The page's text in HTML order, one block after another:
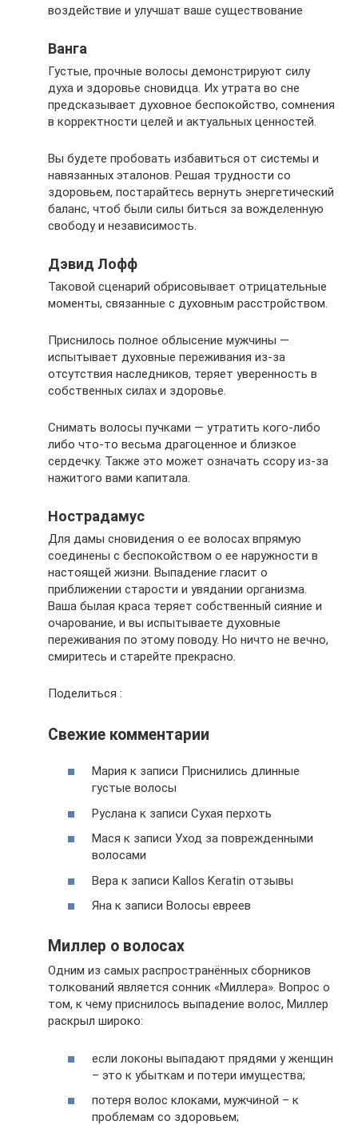
воздействие и улучшат ваше существование
Ванга
Густые, прочные волосы демонстрируют силу
духа и здоровье сновидца. Их утрата во сне
предсказывает духовное беспокойство, сомнения
в корректности целей и актуальных ценностей.
Вы будете пробовать избавиться от системы и
навязанных эталонов. Решая трудности со
здоровьем, постарайтесь вернуть энергетический
баланс, чтоб были силы биться за вожделенную
свободу и независимость.
Дэвид Лофф
Таковой сценарий обрисовывает отрицательные
моменты, связанные с духовным расстройством.
Приснилось полное облысение мужчины —
испытывает духовные переживания из-за
отсутствия наследников, теряет уверенность в
собственных силах и здоровье.
Снимать волосы пучками — утратить кого-либо
либо что-то весьма драгоценное и близкое
сердечку. Также это может означать ссору из-за
нажитого вами капитала.
Нострадамус
Для дамы сновидения о ее волосах впрямую
соединены с беспокойством о ее наружности в
настоящей жизни. Выпадение гласит о
приближении старости и увядании организма.
Ваша былая краса теряет собственный сияние и
очарование, и вы испытываете духовные
переживания по этому поводу. Но ничто не вечно,
смиритесь и старейте прекрасно.
Поделиться :
Свежие комментарии
Мария к записи Приснились длинные
густые волосы
Руслана к записи Сухая перхоть
Мася к записи Уход за поврежденными
волосами
Вера к записи Kallos Keratin отзывы
Яна к записи Волосы евреев
Миллер о волосах
Одним из самых распространённых сборников
толкований является сонник «Миллера». Вопрос о
том, к чему приснилось выпадение волос, Миллер
раскрыл широко:
если локоны выпадают прядями у женщин
– это к убыткам и потери имущества;
потеря волос клоками, мужчиной – к
проблемам со здоровьем;